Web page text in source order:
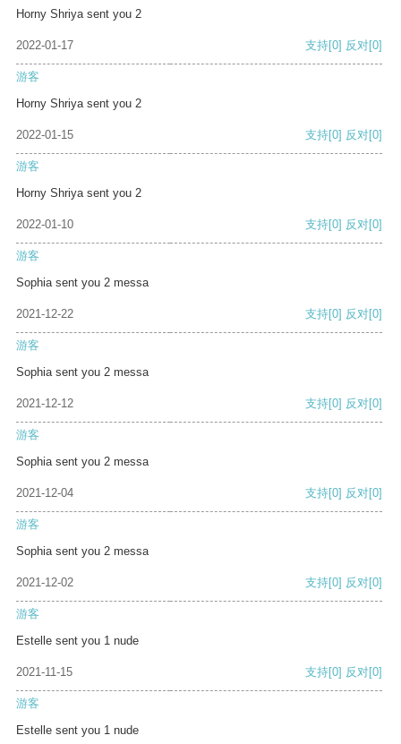
Horny Shriya sent you 2
2022-01-17 支持[0] 反对[0]
游客
Horny Shriya sent you 2
2022-01-15 支持[0] 反对[0]
游客
Horny Shriya sent you 2
2022-01-10 支持[0] 反对[0]
游客
Sophia sent you 2 messa
2021-12-22 支持[0] 反对[0]
游客
Sophia sent you 2 messa
2021-12-12 支持[0] 反对[0]
游客
Sophia sent you 2 messa
2021-12-04 支持[0] 反对[0]
游客
Sophia sent you 2 messa
2021-12-02 支持[0] 反对[0]
游客
Estelle sent you 1 nude
2021-11-15 支持[0] 反对[0]
游客
Estelle sent you 1 nude